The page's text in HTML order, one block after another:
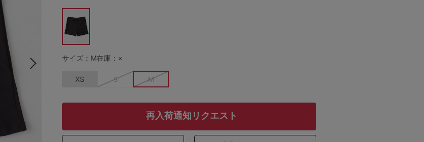
ランキング
高評価レビューアイテム
サイズ：M在庫：×
XS S M
再入荷通知リクエスト